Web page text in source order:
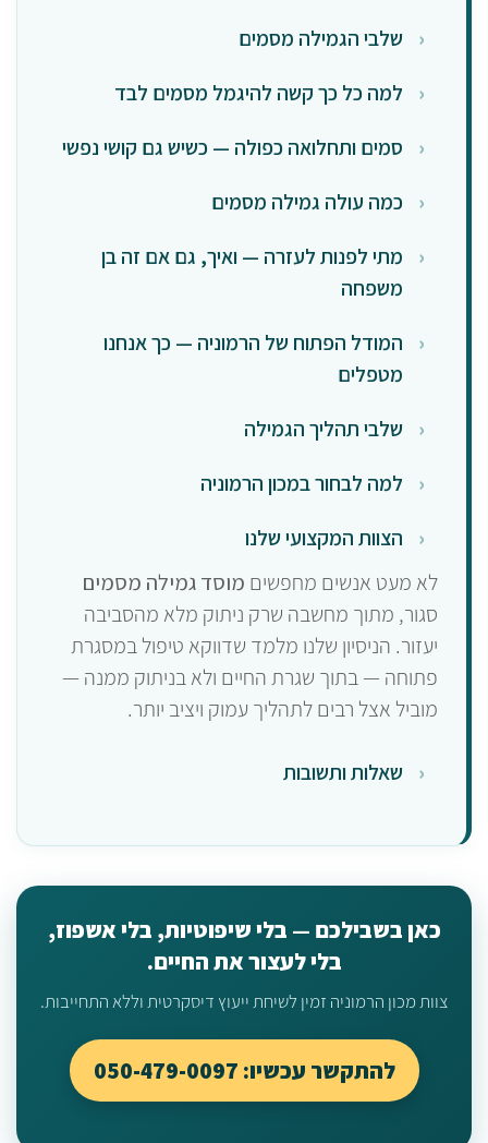
שלבי הגמילה מסמים
למה כל כך קשה להיגמל מסמים לבד
סמים ותחלואה כפולה — כשיש גם קושי נפשי
כמה עולה גמילה מסמים
מתי לפנות לעזרה — ואיך, גם אם זה בן
משפחה
המודל הפתוח של הרמוניה — כך אנחנו
מטפלים
שלבי תהליך הגמילה
למה לבחור במכון הרמוניה
הצוות המקצועי שלנו
לא מעט אנשים מחפשים מוסד גמילה מסמים
סגור, מתוך מחשבה שרק ניתוק מלא מהסביבה
יעזור. הניסיון שלנו מלמד שדווקא טיפול במסגרת
פתוחה — בתוך שגרת החיים ולא בניתוק ממנה —
מוביל אצל רבים לתהליך עמוק ויציב יותר.
שאלות ותשובות
כאן בשבילכם — בלי שיפוטיות, בלי אשפוז,
בלי לעצור את החיים.
צוות מכון הרמוניה זמין לשיחת ייעוץ דיסקרטית וללא התחייבות.
להתקשר עכשיו: 050-479-0097